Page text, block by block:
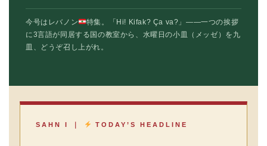
今号はレバノン
特集。「Hi! Kifak? Ça va?」——一つの挨拶
に3言語が同居する国の教室から、水曜日の小皿（メッゼ）を九
皿、どうぞ召し上がれ。
SAHN I ｜ TODAY’S HEADLINE